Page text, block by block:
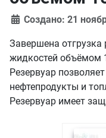
Создано: 21
Завершена отгрузка
жидкостей объёмом
Резервуар
нефтепродукты и
Резервуар имеет